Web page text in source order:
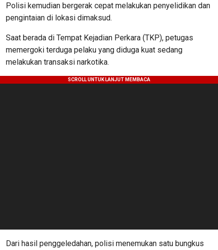
Polisi kemudian bergerak cepat melakukan penyelidikan dan
pengintaian di lokasi dimaksud.
Saat berada di Tempat Kejadian Perkara (TKP), petugas
memergoki terduga pelaku yang diduga kuat sedang
melakukan transaksi narkotika.
Dari hasil penggeledahan, polisi menemukan satu bungkus